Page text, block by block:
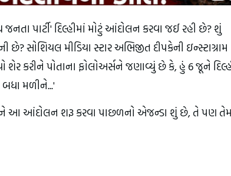
જનતા પાર્ટી' દિલ્હીમાં મોટું આંદોલન કરવા જઈ રહી છે? શું
સોશિયલ મીડિયા સ્ટાર અભિજીત દીપકેની ઇન્સ્ટાગ્રામ
શેર કરીને પોતાના ફોલોઅર્સને જણાવ્યું છે કે, હું 6 જૂને
મળીને...'
આ આંદોલન શરૂ કરવા પાછળનો એજન્ડા શું છે, તે પણ